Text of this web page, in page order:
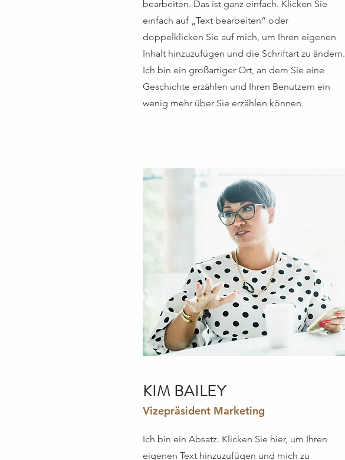
bearbeiten. Das ist ganz einfach. Klicken Sie
einfach auf „Text bearbeiten“ oder
doppelklicken Sie auf mich, um Ihren eigenen
Inhalt hinzuzufügen und die Schriftart zu ändern.
Ich bin ein großartiger Ort, an dem Sie eine
Geschichte erzählen und Ihren Benutzern ein
wenig mehr über Sie erzählen können.
KIM BAILEY
Vizepräsident Marketing
Ich bin ein Absatz. Klicken Sie hier, um Ihren
eigenen Text hinzuzufügen und mich zu